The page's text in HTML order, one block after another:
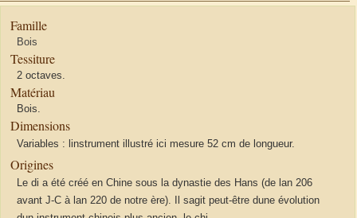
Famille
Bois
Tessiture
2 octaves.
Matériau
Bois.
Dimensions
Variables : linstrument illustré ici mesure 52 cm de longueur.
Origines
Le di a été créé en Chine sous la dynastie des Hans (de lan 206
avant J-C à lan 220 de notre ère). Il sagit peut-être dune évolution